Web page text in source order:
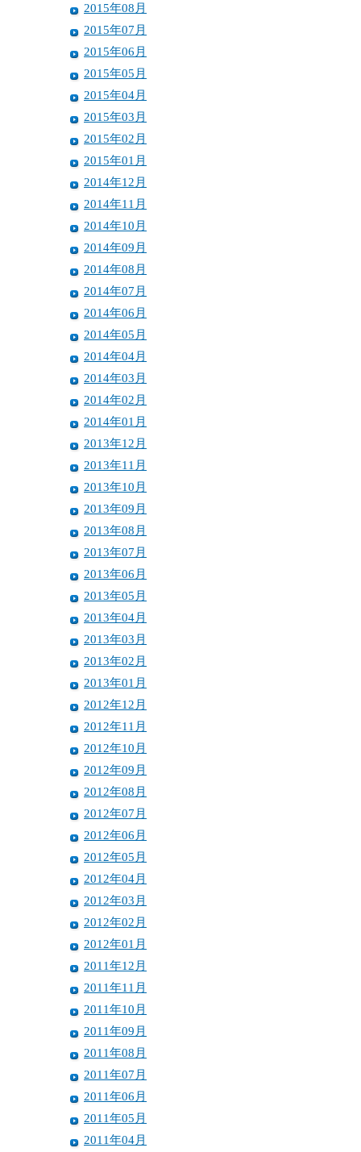
2015年08月
2015年07月
2015年06月
2015年05月
2015年04月
2015年03月
2015年02月
2015年01月
2014年12月
2014年11月
2014年10月
2014年09月
2014年08月
2014年07月
2014年06月
2014年05月
2014年04月
2014年03月
2014年02月
2014年01月
2013年12月
2013年11月
2013年10月
2013年09月
2013年08月
2013年07月
2013年06月
2013年05月
2013年04月
2013年03月
2013年02月
2013年01月
2012年12月
2012年11月
2012年10月
2012年09月
2012年08月
2012年07月
2012年06月
2012年05月
2012年04月
2012年03月
2012年02月
2012年01月
2011年12月
2011年11月
2011年10月
2011年09月
2011年08月
2011年07月
2011年06月
2011年05月
2011年04月